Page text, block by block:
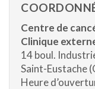
Centre de
Clinique
14 boul.
Saint-Eustache
Heure